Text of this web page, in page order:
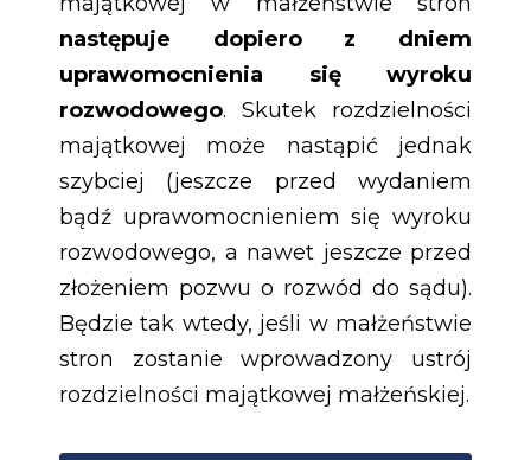
następuje dopiero z dniem
uprawomocnienia się wyroku
rozwodowego. Skutek rozdzielności
majątkowej może nastąpić jednak
szybciej (jeszcze przed wydaniem
bądź uprawomocnieniem się wyroku
rozwodowego, a nawet jeszcze przed
złożeniem pozwu o rozwód do sądu).
Będzie tak wtedy, jeśli w małżeństwie
stron zostanie wprowadzony ustrój
rozdzielności majątkowej małżeńskiej.